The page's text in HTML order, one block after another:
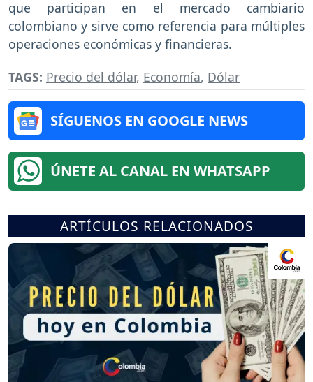
que participan en el mercado cambiario
colombiano y sirve como referencia para múltiples
operaciones económicas y financieras.
TAGS: Precio del dólar, Economía, Dólar
SÍGUENOS EN GOOGLE NEWS
ÚNETE AL CANAL EN WHATSAPP
ARTÍCULOS RELACIONADOS